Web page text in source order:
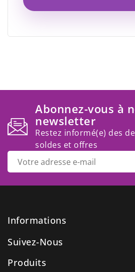
Abonnez-vous à
newsletter
Restez informé(e) des
soldes et offres
Informations
Suivez-Nous
Produits